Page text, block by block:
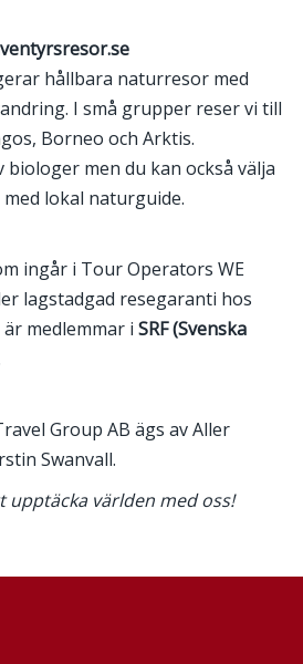
hållbara naturresor med
I små grupper reser vi till
Borneo och Arktis.
men du kan också välja
lokal naturguide.
ingår i Tour Operators WE
lagstadgad resegaranti hos
medlemmar i SRF (Svenska
Group AB ägs av Aller
Swanvall.
upptäcka världen med oss!